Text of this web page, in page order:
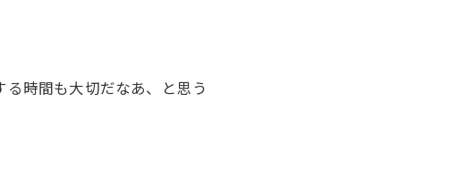
時間も大切だなあ、と思う